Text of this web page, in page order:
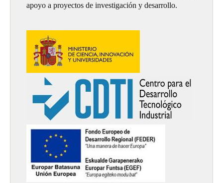
apoyo a proyectos de investigación y desarrollo.